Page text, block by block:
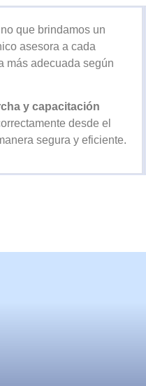
que brindamos un
asesora a cada
más adecuada según
y capacitación
desde el
segura y eficiente.